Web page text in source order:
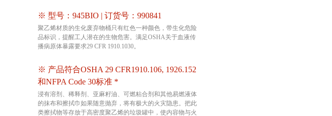
※ 型号：945BIO | 订货号：990841
聚乙烯材质的生化废弃物桶只有红色一种颜色，带生化危险
品标识，提醒工人潜在的生物危害。满足OSHA关于血液传
播病原体暴露要求29 CFR 1910.1030。
※ 产品符合OSHA 29 CFR1910.106, 1926.152
和NFPA Code 30标准 *
浸有溶剂、稀释剂、亚麻籽油、可燃粘合剂和其他易燃液体
的抹布和擦拭巾如果随意抛弃，将有极大的火灾隐患。把此
类擦拭物等存放于高密度聚乙烯的垃圾罐中，使内容物与火